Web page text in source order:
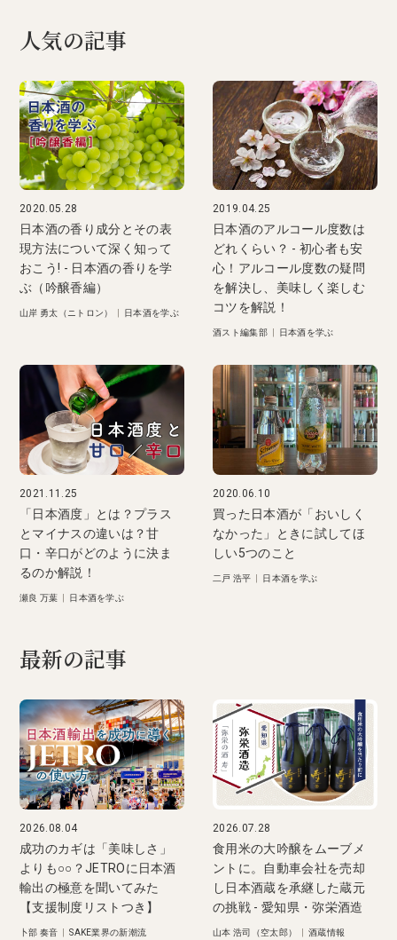
人気の記事
2020.05.28
日本酒の香り成分とその表
現方法について深く知って
おこう! - 日本酒の香りを学
ぶ（吟醸香編）
山岸 勇太（ニトロン） 日本酒を学ぶ
2019.04.25
日本酒のアルコール度数は
どれくらい？ - 初心者も安
心！アルコール度数の疑問
を解決し、美味しく楽しむ
コツを解説！
酒スト編集部 日本酒を学ぶ
2021.11.25
「日本酒度」とは？プラス
とマイナスの違いは？甘
口・辛口がどのように決ま
るのか解説！
瀬良 万葉 日本酒を学ぶ
2020.06.10
買った日本酒が「おいしく
なかった」ときに試してほ
しい5つのこと
二戸 浩平 日本酒を学ぶ
最新の記事
2026.08.04
成功のカギは「美味しさ」
よりも○○？JETROに日本酒
輸出の極意を聞いてみた
【支援制度リストつき】
卜部 奏音 |SAKE業界の新潮流
2026.07.28
食用米の大吟醸をムーブメ
ントに。自動車会社を売却
し日本酒蔵を承継した蔵元
の挑戦 - 愛知県・弥栄酒造
山本 浩司（空太郎） 酒蔵情報